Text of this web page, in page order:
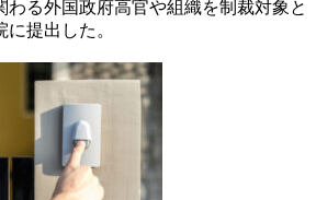
わる外国政府高官や組織を制裁対象と
提出した。